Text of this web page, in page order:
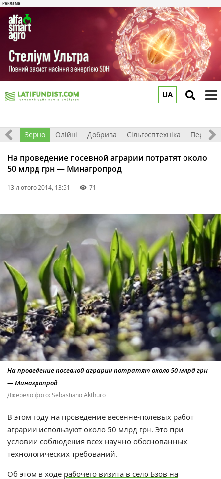
UA
Світ Зерно Олійні Добрива Сільгосптехніка
На проведение посевной аграрии потратят около
50 млрд грн — Минагропрод
13 лютого 2014, 13:51 71
На проведение посевной аграрии потратят около 50 млрд грн
— Минагропрод
Джерело фото: Sebastiano Akthuro
В этом году на проведение весенне-полевых работ
аграрии используют около 50 млрд грн. Это при
условии соблюдения всех научно обоснованных
технологических требований.
Об этом в ходе рабочего визита в село Бзов на